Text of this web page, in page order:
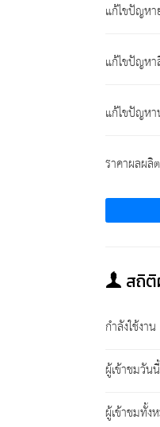
แก้ไขปัญห
แก้ไขปัญห
แก้ไขปัญห
ราคาผลผลิ
สถิติ
กำลังใช้งาน
ผู้เข้าชมวันนี้
ผู้เข้าชมทั้ง